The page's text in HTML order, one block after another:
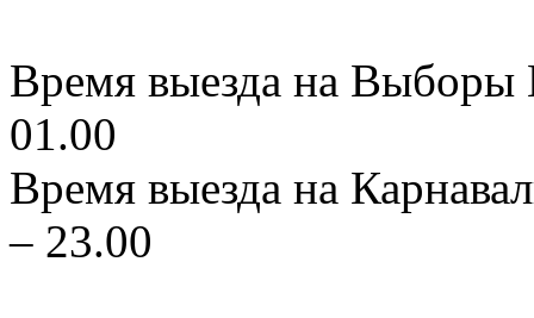
Время выезда на Выборы
01.00
Время выезда на
– 23.00